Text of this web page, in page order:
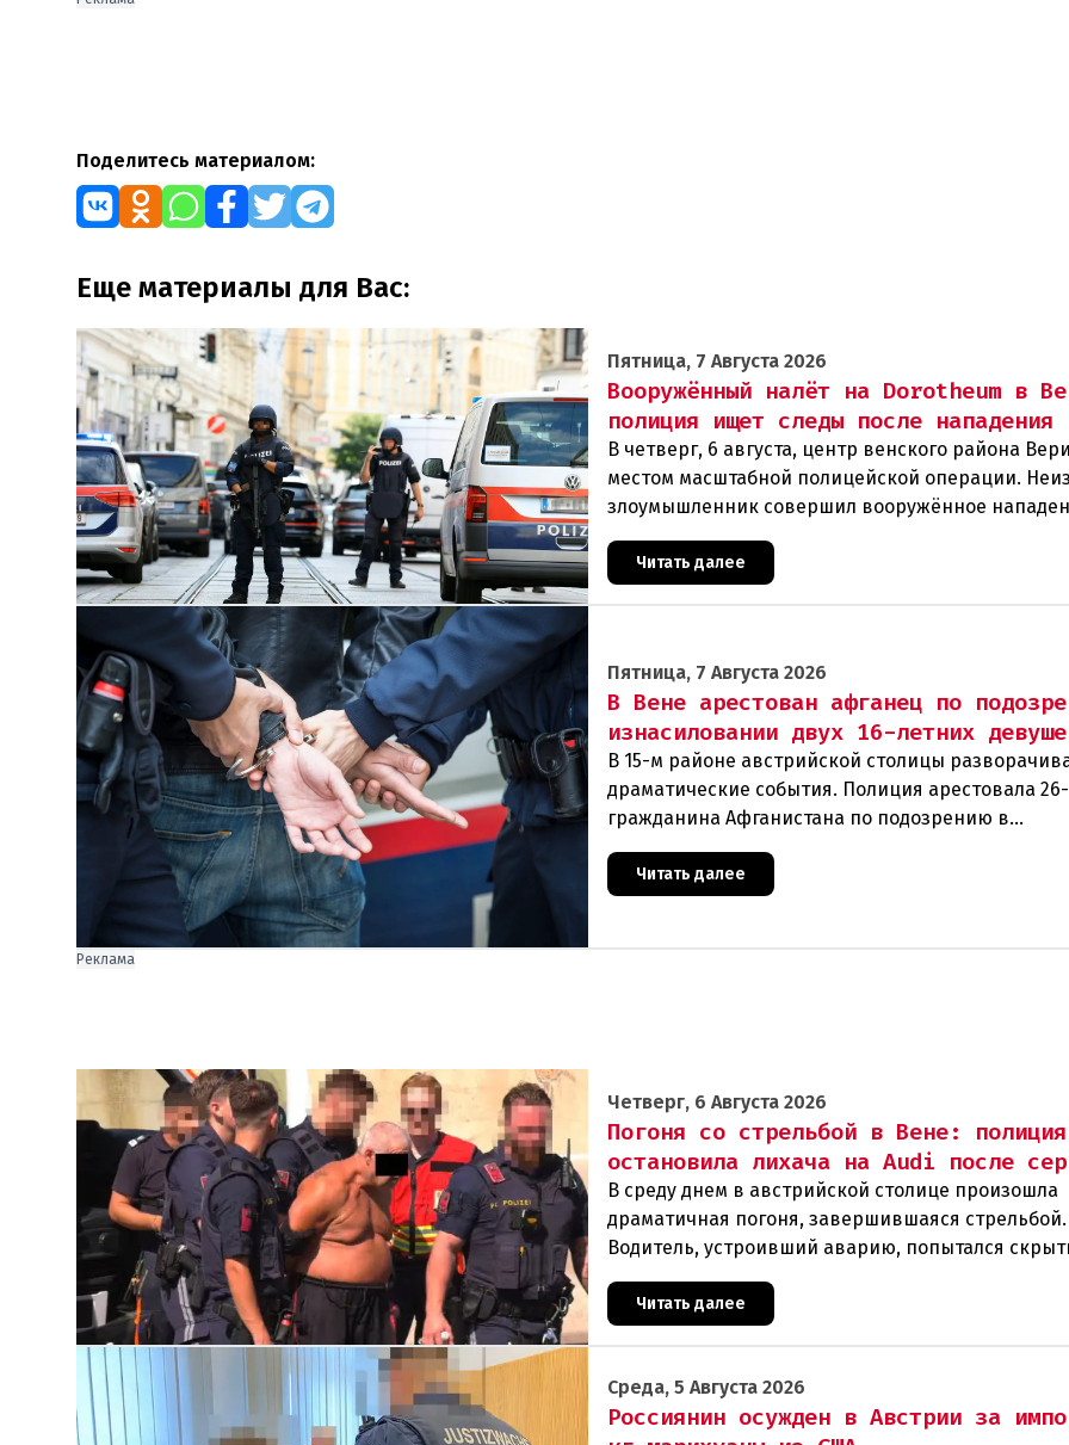
Поделитесь материалом:
Еще материалы для Вас:
Пятница, 7 Августа 2026
Вооружённый налёт на Dorotheum в
полиция ищет следы после нападения
В четверг, 6 августа, центр венского района
местом масштабной полицейской операции.
злоумышленник совершил вооружённое
филиал знаменитого аукционного дома Dorotheu
Читать далее
Пятница, 7 Августа 2026
В Вене арестован афганец по
изнасиловании двух 16-летних
В 15-м районе австрийской столицы
драматические события. Полиция арестовала
гражданина Афганистана по подозрению в
задер
Читать далее
Реклама
Четверг, 6 Августа 2026
Погоня со стрельбой в Вене: полиция
остановила лихача на Audi после
В среду днем в австрийской столице произошла
драматичная погоня, завершившаяся стрельбой.
Водитель, устроивший аварию, попытался
полиции, спровоцировав несколько новых
столкновений.Что слу
Читать далее
Среда, 5 Августа 2026
Россиянин осужден в Австрии за